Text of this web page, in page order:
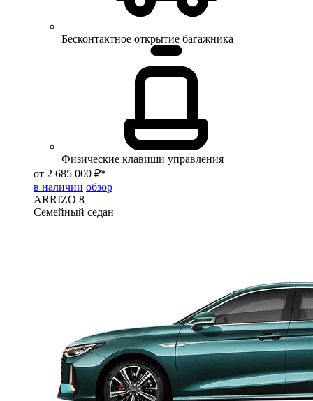
Бесконтактное открытие багажника
Физические клавиши управления
от 2 685 000 ₽*
в наличии обзор
ARRIZO 8
Семейный седан